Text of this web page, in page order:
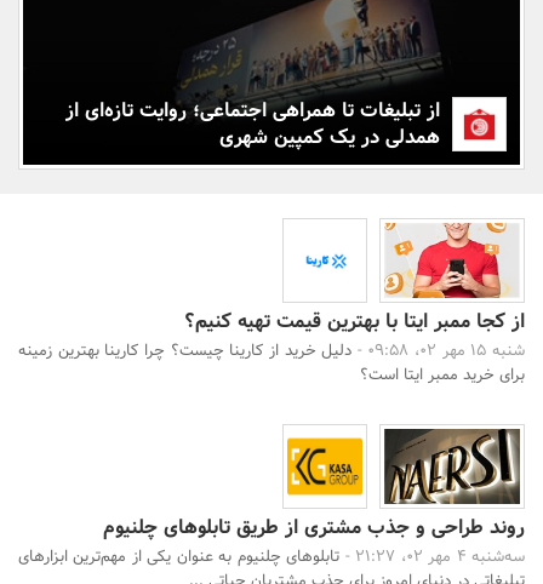
از تبلیغات تا همراهی اجتماعی؛ روایت تازه‌ای از
همدلی در یک کمپین شهری
از کجا ممبر ایتا با بهترین قیمت تهیه کنیم؟
شنبه 15 مهر 02، 09:58 -
دلیل خرید از کارینا چیست؟ چرا کارینا بهترین زمینه
برای خرید ممبر ایتا است؟
روند طراحی و جذب مشتری از طریق تابلوهای چلنیوم
سه‌شنبه 4 مهر 02، 21:27 -
تابلوهای چلنیوم به عنوان یکی از مهم‌ترین ابزارهای